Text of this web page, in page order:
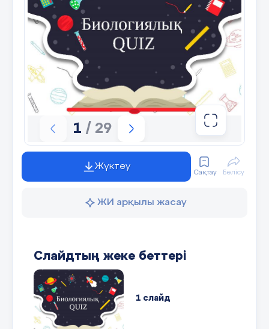
1 / 29
Жүктеу
Сақтау Бөлісу
ЖИ арқылы жасау
Слайдтың жеке беттері
1 слайд